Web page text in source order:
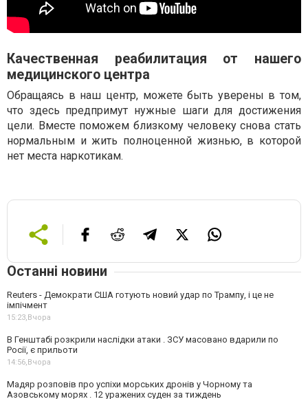
Качественная реабилитация от нашего
медицинского центра
Обращаясь в наш центр, можете быть уверены в том,
что здесь предпримут нужные шаги для достижения
цели. Вместе поможем близкому человеку снова стать
нормальным и жить полноценной жизнью, в которой
нет места наркотикам.
Останні новини
Reuters - Демократи США готують новий удар по Трампу, і це не
імпічмент
15:23,Вчора
В Генштабі розкрили наслідки атаки . ЗСУ масовано вдарили по
Росії, є прильоти
14:56,Вчора
Мадяр розповів про успіхи морських дронів у Чорному та
Азовському морях . 12 уражених суден за тиждень